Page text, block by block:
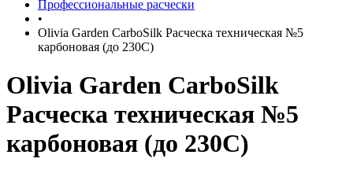
Профессиональные расчески
•
Olivia Garden CarboSilk Расческа техническая №5
карбоновая (до 230C)
Olivia Garden CarboSilk
Расческа техническая №5
карбоновая (до 230C)